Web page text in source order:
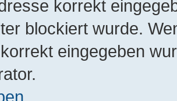
korrekt
blockiert wurde.
eingegeben